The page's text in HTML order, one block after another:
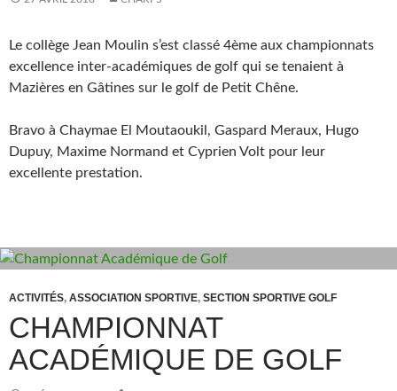
Le collège Jean Moulin s’est classé 4ème aux championnats
excellence inter-académiques de golf qui se tenaient à
Mazières en Gâtines sur le golf de Petit Chêne.
Bravo à Chaymae El Moutaoukil, Gaspard Meraux, Hugo
Dupuy, Maxime Normand et Cyprien Volt pour leur
excellente prestation.
ACTIVITÉS, ASSOCIATION SPORTIVE, SECTION SPORTIVE GOLF
CHAMPIONNAT
ACADÉMIQUE DE GOLF